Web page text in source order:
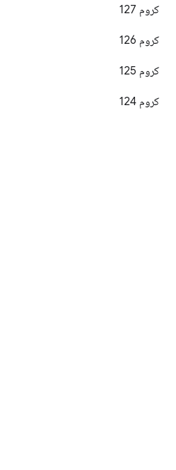
کروم 127
کروم 126
کروم 125
کروم 124